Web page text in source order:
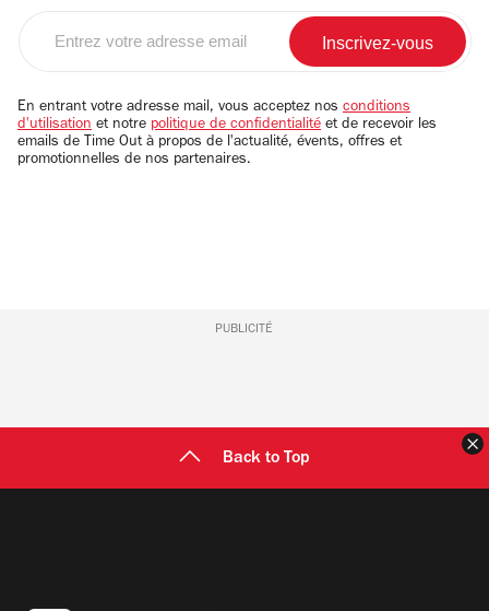
email
En entrant votre adresse mail, vous acceptez nos conditions
d'utilisation et notre politique de confidentialité et de recevoir les
emails de Time Out à propos de l'actualité, évents, offres et
promotionnelles de nos partenaires.
PUBLICITÉ
Back to Top